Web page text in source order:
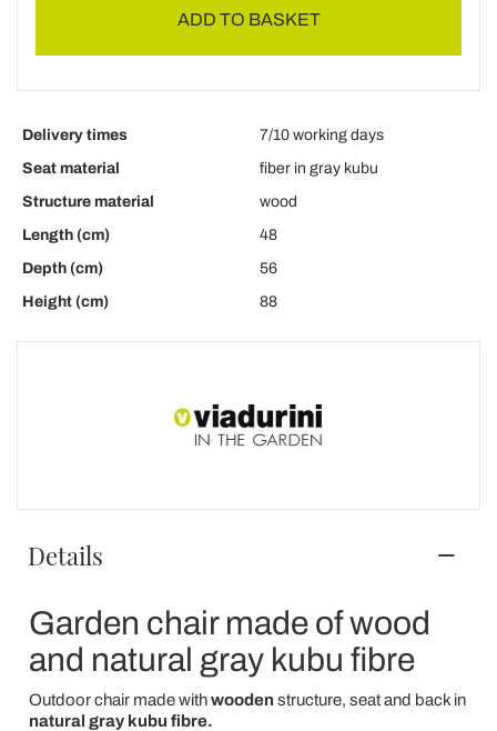
ADD TO BASKET
Delivery times
7/10 working days
Seat material
fiber in gray kubu
Structure material
wood
Length (cm)
48
Depth (cm)
56
Height (cm)
88
Details
Garden chair made of wood
and natural gray kubu fibre
Outdoor chair made withwooden structure, seat and back in
natural gray kubu fibre.